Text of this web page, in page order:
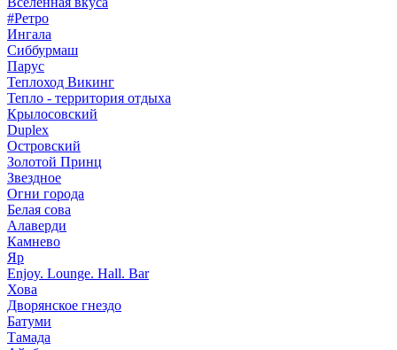
#Ретро
Ингала
Сиббурмаш
Парус
Теплоход Викинг
Тепло - территория отдыха
Крылосовский
Duplex
Островский
Золотой Принц
Звездное
Огни города
Белая сова
Алаверди
Камнево
Яр
Enjoy. Lounge. Hall. Bar
Хова
Дворянское гнездо
Батуми
Тамада